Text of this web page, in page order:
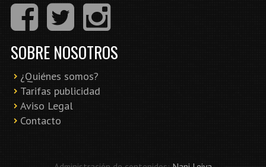
SOBRE NOSOTROS
¿Quiénes somos?
Tarifas publicidad
Aviso Legal
Contacto